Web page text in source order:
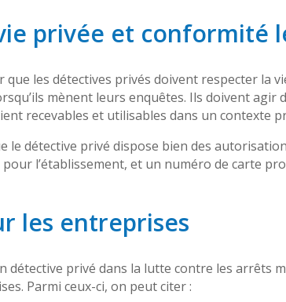
privée et conformité
les détectives privés doivent respecter la
mènent leurs enquêtes. Ils doivent agir
recevables et utilisables dans un contexte
le détective privé dispose bien des
l’établissement, et un numéro de carte
les entreprises
détective privé dans la lutte contre les arrêts
Parmi ceux-ci, on peut citer :